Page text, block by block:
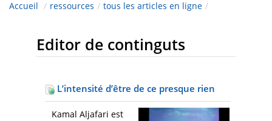
Accueil / ressources / tous les articles en ligne /
Editor de continguts
L’intensité d’être de ce presque rien
Kamal Aljafari est